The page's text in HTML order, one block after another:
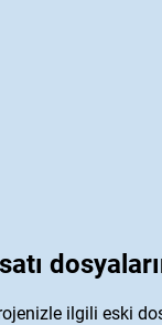
ilgili eski